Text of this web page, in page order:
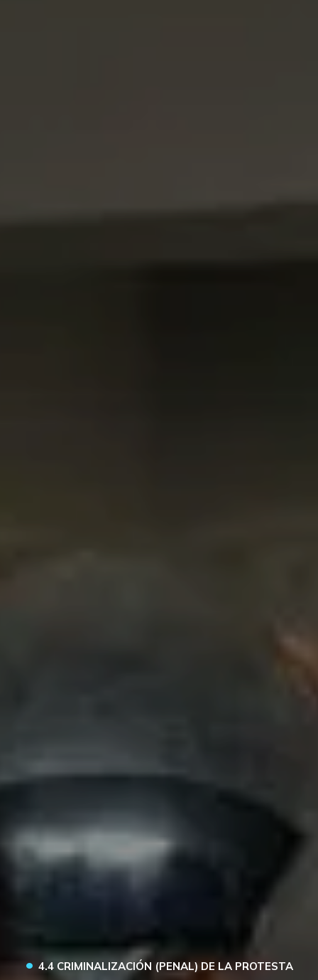
• 4.4 CRIMINALIZACIÓN (PENAL) DE LA PROTESTA